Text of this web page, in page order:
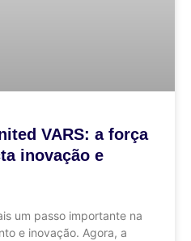
VARS: a força
inovação e
um passo importante na
e inovação. Agora, a